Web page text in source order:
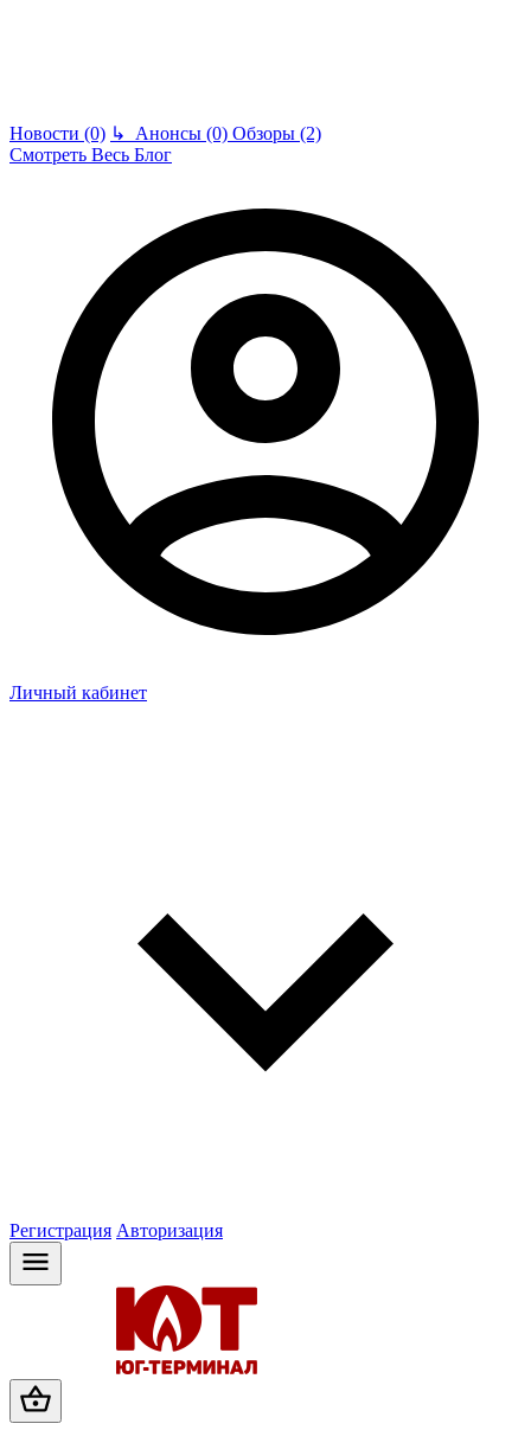
Новости (0) ↳ Анонсы (0) Обзоры (2)
Смотреть Весь Блог
Личный кабинет
Регистрация Авторизация